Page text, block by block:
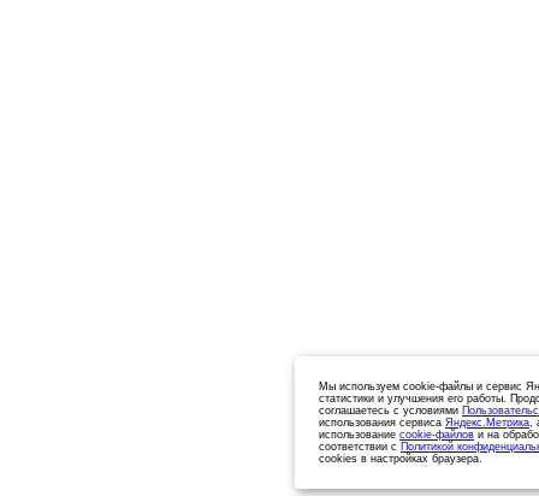
Мы используем cookie-файлы и сервис
статистики и улучшения его работы.
соглашаетесь с условиями
использования сервиса Яндекс.Метрика,
использование cookie-файлов и на
соответствии с Политикой
cookies в настройках браузера.